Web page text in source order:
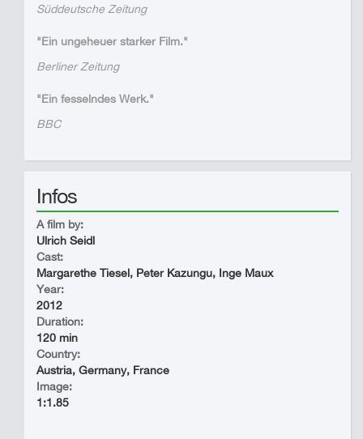
Süddeutsche Zeitung
"Ein ungeheuer starker Film."
Berliner Zeitung
"Ein fesselndes Werk."
BBC
Infos
A film by:
Ulrich Seidl
Cast:
Margarethe Tiesel, Peter Kazungu, Inge Maux
Year:
2012
Duration:
120 min
Country:
Austria, Germany, France
Image:
1:1.85